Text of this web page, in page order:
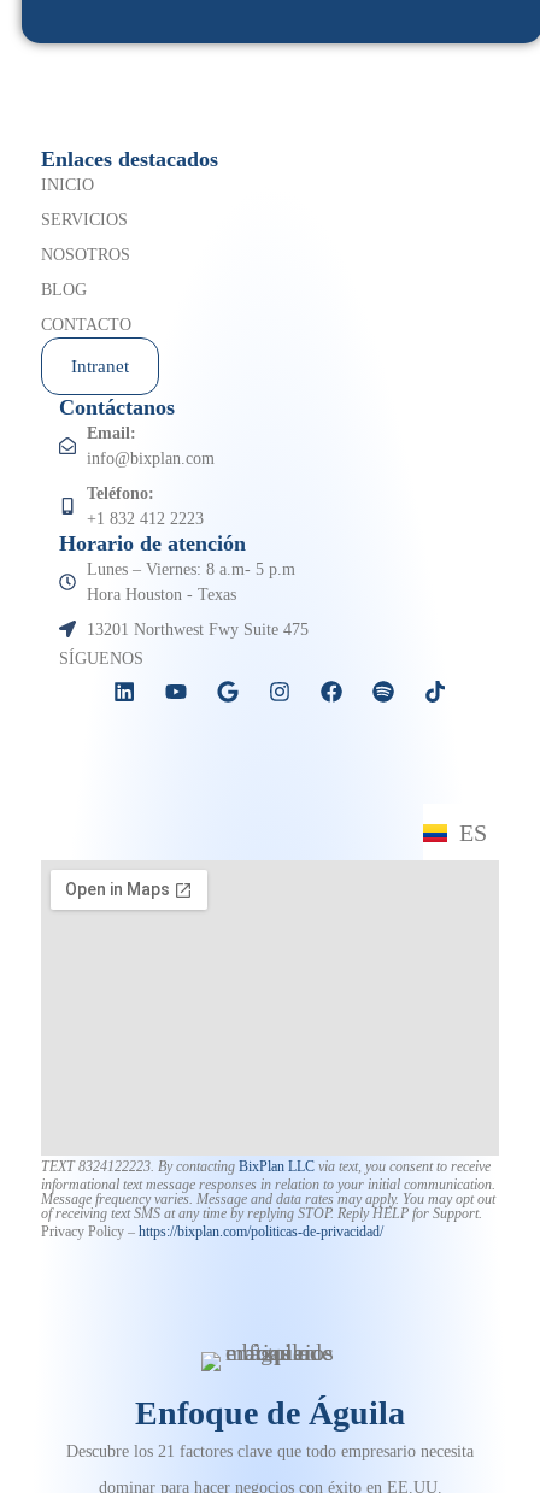
Enfoque de Águila
Descubre los 21 factores clave que todo empresario necesita
dominar para hacer negocios con éxito en EE.UU.
Enlaces destacados
INICIO
SERVICIOS
NOSOTROS
BLOG
CONTACTO
Intranet
Contáctanos
Email:
info@bixplan.com
Teléfono:
+1 832 412 2223
Horario de atención
Lunes – Viernes: 8 a.m- 5 p.m
Hora Houston - Texas
13201 Northwest Fwy Suite 475
SÍGUENOS
ES
EN
TEXT 8324122223. By contacting BixPlan LLCvia text, you consent to receive
informational text message responses in relation to your initial communication.
Message frequency varies. Message and data rates may apply. You may opt out
of receiving text SMS at any time by replying STOP. Reply HELP for Support.
Privacy Policy – https://bixplan.com/politicas-de-privacidad/